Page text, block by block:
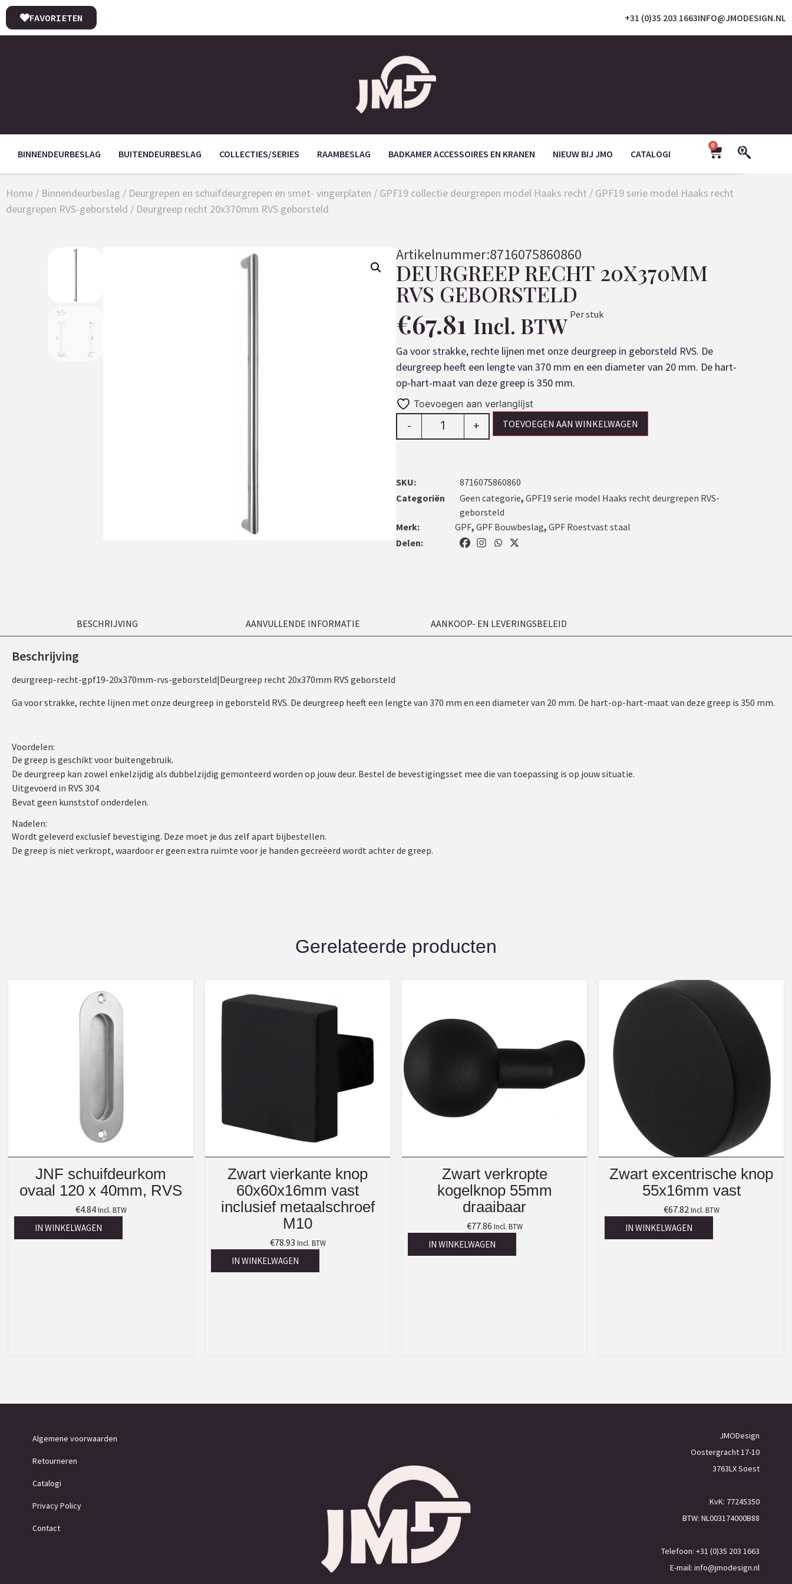
INFO@JMODESIGN.NL
+31 (0)35 203 1663
FAVORIETEN
BINNENDEURBESLAG BUITENDEURBESLAG COLLECTIES/SERIES RAAMBESLAG BADKAMER ACCESSOIRES EN KRANEN NIEUW BIJ JMO CATALOGI
0
Home / Binnendeurbeslag / Deurgrepen en schuifdeurgrepen en smet- vingerplaten / GPF19 collectie deurgrepen model Haaks recht / GPF19 serie model Haaks recht
deurgrepen RVS-geborsteld / Deurgreep recht 20x370mm RVS geborsteld
Artikelnummer:8716075860860
DEURGREEP RECHT 20X370MM
RVS GEBORSTELD
€67.81 Incl. BTW Per stuk
Ga voor strakke, rechte lijnen met onze deurgreep in geborsteld RVS. De
deurgreep heeft een lengte van 370 mm en een diameter van 20 mm. De hart-
op-hart-maat van deze greep is 350 mm.
Toevoegen aan verlanglijst
- + TOEVOEGEN AAN WINKELWAGEN
SKU:
8716075860860
Categoriën
Geen categorie, GPF19 serie model Haaks recht deurgrepen RVS-
geborsteld
Merk:
GPF, GPF Bouwbeslag, GPF Roestvast staal
Delen:
BESCHRIJVING AANVULLENDE INFORMATIE AANKOOP- EN LEVERINGSBELEID
Beschrijving
deurgreep-recht-gpf19-20x370mm-rvs-geborsteld|Deurgreep recht 20x370mm RVS geborsteld
Ga voor strakke, rechte lijnen met onze deurgreep in geborsteld RVS. De deurgreep heeft een lengte van 370 mm en een diameter van 20 mm. De hart-op-hart-maat van deze greep is 350 mm.
Voordelen:
De greep is geschikt voor buitengebruik.
De deurgreep kan zowel enkelzijdig als dubbelzijdig gemonteerd worden op jouw deur. Bestel de bevestigingsset mee die van toepassing is op jouw situatie.
Uitgevoerd in RVS 304.
Bevat geen kunststof onderdelen.
Nadelen:
Wordt geleverd exclusief bevestiging. Deze moet je dus zelf apart bijbestellen.
De greep is niet verkropt, waardoor er geen extra ruimte voor je handen gecreëerd wordt achter de greep.
Gerelateerde producten
JNF schuifdeurkom
ovaal 120 x 40mm, RVS
€4.84 Incl. BTW
IN WINKELWAGEN
Zwart vierkante knop
60x60x16mm vast
inclusief metaalschroef
M10
€78.93 Incl. BTW
IN WINKELWAGEN
Zwart verkropte
kogelknop 55mm
draaibaar
€77.86 Incl. BTW
IN WINKELWAGEN
Zwart excentrische knop
55x16mm vast
€67.82 Incl. BTW
IN WINKELWAGEN
Algemene voorwaarden
Retourneren
Catalogi
Privacy Policy
Contact
JMODesign
Oostergracht 17-10
3763LX Soest
KvK: 77245350
BTW: NL003174000B88
Telefoon: +31 (0)35 203 1663
E-mail: info@jmodesign.nl